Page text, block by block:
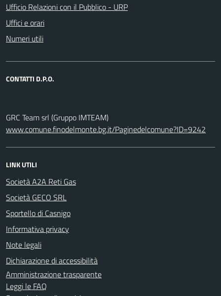
Ufficio Relazioni con il Pubblico - URP
Uffici e orari
Numeri utili
CONTATTI D.P.O.
GRC Team srl (Gruppo IMTEAM)
www.comune.finodelmonte.bg.it/Paginedelcomune?ID=9242
LINK UTILI
Società A2A Reti Gas
Società GECO SRL
Sportello di Casnigo
Informativa privacy
Note legali
Dichiarazione di accessibilità
Amministrazione trasparente
Leggi le FAQ